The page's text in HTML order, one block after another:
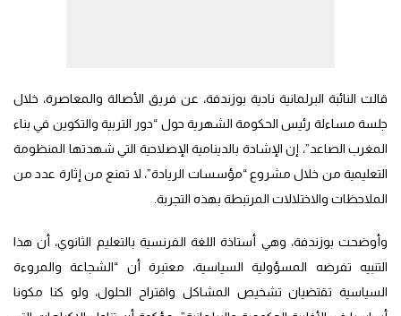
قالت النائبة البرلمانية نادية بوزندفة، عن فريق الأصالة والمعاصرة، خلال
جلسة مساءلة رئيس الحكومة الشهرية حول “دور التربية والتكوين في بناء
المغرب الصاعد”، إن الإشادة بالدينامية الإصلاحية التي شهدتها المنظومة
التعليمية من خلال مشروع “مؤسسات الريادة”، لا تمنع من إثارة عدد من
الملاحظات والاختلالات المرتبطة بهذه التجربة.
وأوضحت بوزندفة، وهي أستاذة اللغة الفرنسية بالتعليم الثانوي، أن هذا
التنبيه تفرضه المسؤولية السياسية، معتبرة أن “الشجاعة والمروءة
السياسية تقتضيان تشخيص المشاكل واقتراح الحلول، ولو كنا مكونا